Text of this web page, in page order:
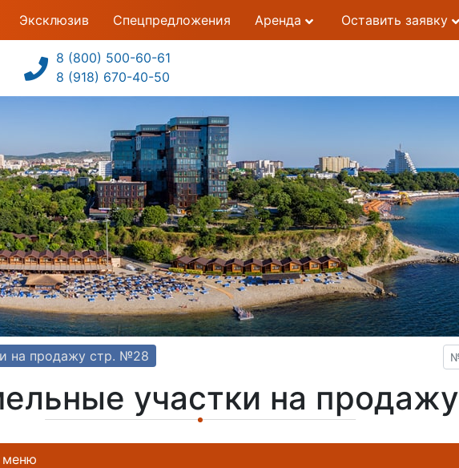
Эксклюзив Спецпредложения Аренда Оставить заявку
8 (800) 500-60-61
8 (918) 670-40-50
на продажу стр. №28
участки на продажу